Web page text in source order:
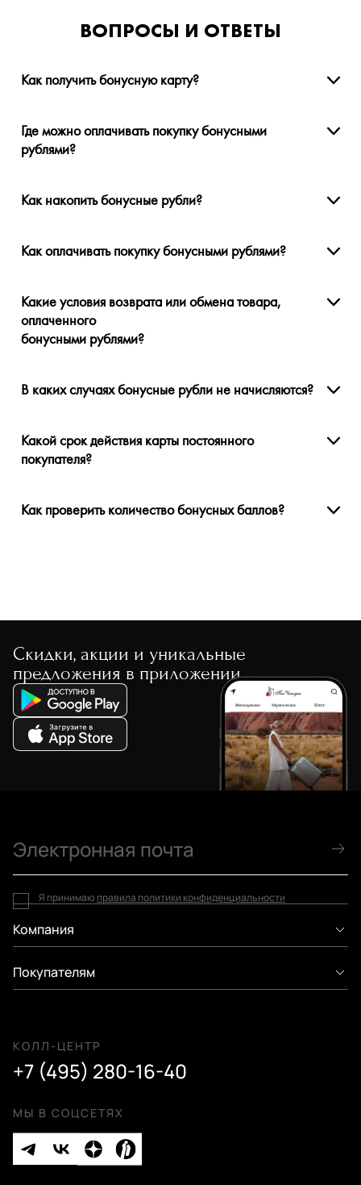
ВОПРОСЫ И ОТВЕТЫ
Как получить бонусную карту?
Где можно оплачивать покупку бонусными
рублями?
Как накопить бонусные рубли?
Как оплачивать покупку бонусными рублями?
Какие условия возврата или обмена товара,
оплаченного
бонусными рублями?
В каких случаях бонусные рубли не начисляются?
Какой срок действия карты постоянного
покупателя?
Как проверить количество бонусных баллов?
Скидки, акции и уникальные
предложения в приложении
Компания
Покупателям
КОЛЛ-ЦЕНТР
+7 (495) 280-16-40
МЫ В СОЦСЕТЯХ
Я принимаю правила политики конфиденциальности